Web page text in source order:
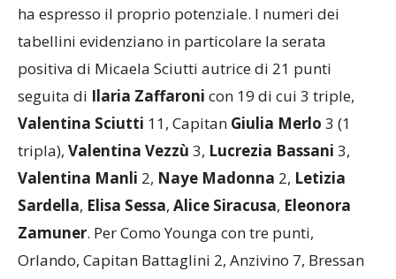
positiva di Micaela Sciutti autrice di 21 punti
seguita diIlaria Zaffaronicon 19 di cui 3 triple,
Valentina Sciutti11, CapitanGiulia Merlo3 (1
tripla),Valentina Vezzù3, Lucrezia Bassani3,
Valentina Manli2, Naye Madonna 2,Letizia
Sardella,Elisa Sessa,Alice Siracusa ,Eleonora
Zamuner. Per Como Younga con tre punti,
Orlando, Capitan Battaglini 2, Anzivino 7, Bressan
2, Valsecchi 18, Mauro, Dartizio 1, Santoro 5,
Faverio 4, Boccioletti 6, Benzoni.